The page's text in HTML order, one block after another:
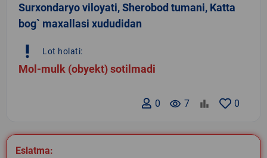
Surxondaryo viloyati, Sherobod tumani, Katta
bog` maxallasi xududidan
priority_high Lot holati:
Mol-mulk (obyekt) sotilmadi
0
remove_red_eye 7
0
Eslatma: